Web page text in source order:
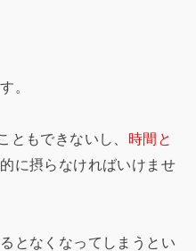
。
ともできないし、 時間と
に摂らなければいけませ
となくなってしまうとい